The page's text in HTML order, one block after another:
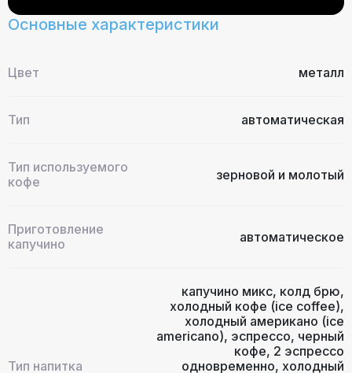
Основные характеристики
Цвет металл
Тип автоматическая
Тип используемого
кофе
зерновой и молотый
Приготовление
капучино
автоматическое
Тип напитка
капучино микс, колд брю,
холодный кофе (ice coffee),
холодный американо (ice
americano), эспрессо, черный
кофе, 2 эспрессо
одновременно, холодный